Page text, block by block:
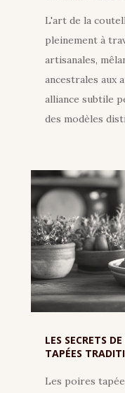
L'art de la
pleinement à
artisanales,
ancestrales aux
alliance subtile
des modèles
LES SECRETS
TAPÉES
Les poires